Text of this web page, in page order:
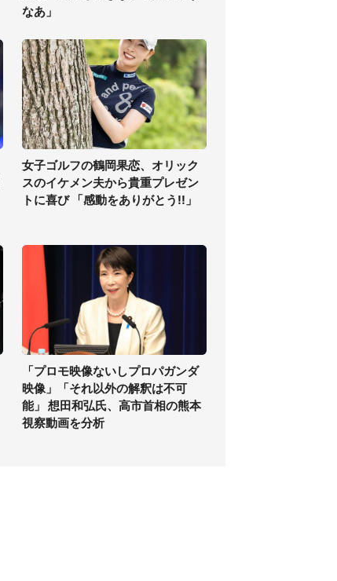
なあ」
女子ゴルフの鶴岡果恋、オリック
スのイケメン夫から貴重プレゼン
トに喜び 「感動をありがとう!!」
「プロモ映像ないしプロパガンダ
映像」「それ以外の解釈は不可
能」 想田和弘氏、高市首相の熊本
視察動画を分析